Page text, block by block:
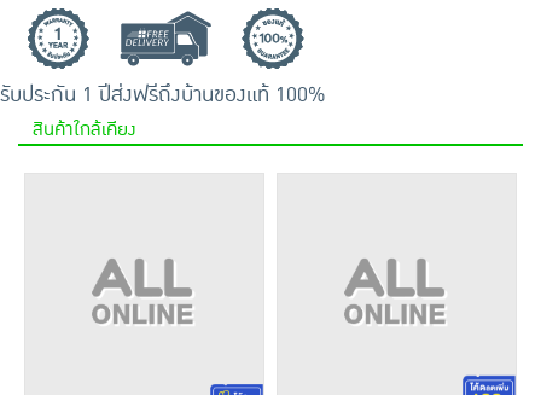
รับประกัน 1 ปีส่งฟรีถึงบ้านของแท้ 100%
สินค้าใกล้เคียง